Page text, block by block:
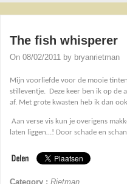
The fish whisperer
On 08/02/2011 by bryanrietman
Mijn voorliefde voor de mooie
stilleventje.
Deze keer ben ik op de
af. Met grote kwasten heb ik dan
Aan verse vis kun je overigens
laten liggen…! Door schade en
Category : Rietman